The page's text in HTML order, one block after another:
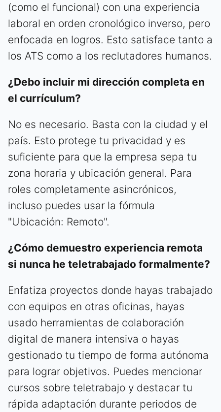
(como el funcional) con una experiencia
laboral en orden cronológico inverso, pero
enfocada en logros. Esto satisface tanto a
los ATS como a los reclutadores humanos.
¿Debo incluir mi dirección completa en
el currículum?
No es necesario. Basta con la ciudad y el
país. Esto protege tu privacidad y es
suficiente para que la empresa sepa tu
zona horaria y ubicación general. Para
roles completamente asincrónicos,
incluso puedes usar la fórmula
"Ubicación: Remoto".
¿Cómo demuestro experiencia remota
si nunca he teletrabajado formalmente?
Enfatiza proyectos donde hayas trabajado
con equipos en otras oficinas, hayas
usado herramientas de colaboración
digital de manera intensiva o hayas
gestionado tu tiempo de forma autónoma
para lograr objetivos. Puedes mencionar
cursos sobre teletrabajo y destacar tu
rápida adaptación durante periodos de